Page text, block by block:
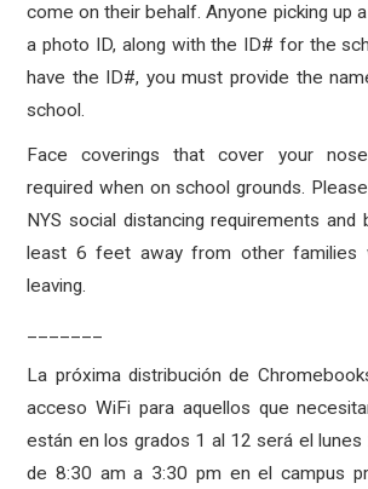
come on their behalf. Anyone picking up
a photo ID, along with the ID# for the
have the ID#, you must provide the
school.
Face coverings that cover your
required when on school grounds.
NYS social distancing requirements
least 6 feet away from other families
leaving.
La próxima distribución de
acceso WiFi para aquellos que
están en los grados 1 al 12 será el
de 8:30 am a 3:30 pm en el campus